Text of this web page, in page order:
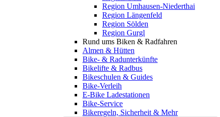
Region Umhausen-Niederthai
Region Längenfeld
Region Sölden
Region Gurgl
Rund ums Biken & Radfahren
Almen & Hütten
Bike- & Radunterkünfte
Bikelifte & Radbus
Bikeschulen & Guides
Bike-Verleih
E-Bike Ladestationen
Bike-Service
Bikeregeln, Sicherheit & Mehr